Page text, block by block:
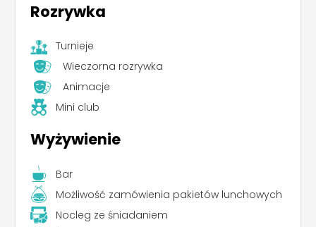
Rozrywka
Turnieje
Wieczorna rozrywka
Animacje
Mini club
Wyżywienie
Bar
Możliwość zamówienia pakietów lunchowych
Nocleg ze śniadaniem